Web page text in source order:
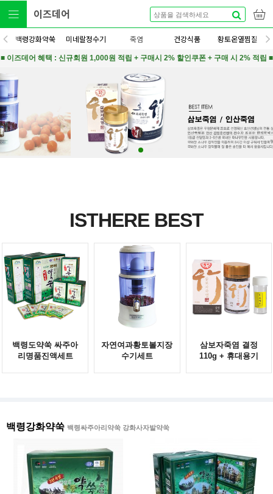
이즈데어
백령강화약쑥 미네랄정수기 죽염 건강식품 황토온열찜질
■ 이즈데어 혜택 : 신규회원 1,000원 적립 + 구매시 2% 할인쿠폰 + 구매 시 2% 적립 ■
ISTHERE BEST
백령도약쑥 싸주아
리명품진액세트
자연여과황토볼지장
수기세트
삼보자죽염 결정
110g + 휴대용기
백령강화약쑥 백령싸주아리약쑥 강화사자발약쑥